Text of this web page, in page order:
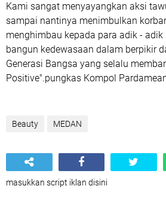
Kami sangat menyayangkan aksi
sampai nantinya menimbulkan
menghimbau kepada para adik -
bangun kedewasaan dalam berpikir
Generasi Bangsa yang selalu
Positive".pungkas Kompol
Beauty MEDAN
masukkan script iklan disini